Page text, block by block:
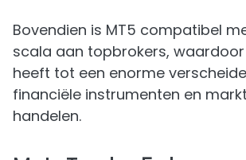
Bovendien is MT5 compatibel
scala aan topbrokers,
heeft tot een enorme
financiële instrumenten en
handelen.